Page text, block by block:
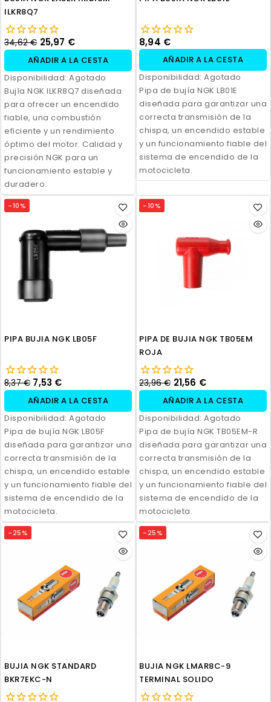
ILKR8Q7
34,62 € 25,97 €
AÑADIR A LA CESTA
Disponibilidad: Agotado
Bujía NGK ILKR8Q7 diseñada
para ofrecer un encendido
fiable, una combustión
eficiente y un rendimiento
óptimo del motor. Calidad y
precisión NGK para un
funcionamiento estable y
duradero.
8,94 €
AÑADIR A LA CESTA
Disponibilidad: Agotado
Pipa de bujía NGK LB01E
diseñada para garantizar una
correcta transmisión de la
chispa, un encendido estable
y un funcionamiento fiable del
sistema de encendido de la
motocicleta.
-10%
PIPA BUJIA NGK LB05F
8,37 € 7,53 €
AÑADIR A LA CESTA
Disponibilidad: Agotado
Pipa de bujía NGK LB05F
diseñada para garantizar una
correcta transmisión de la
chispa, un encendido estable
y un funcionamiento fiable del
sistema de encendido de la
motocicleta.
-10%
PIPA DE BUJIA NGK TB05EM
ROJA
23,96 € 21,56 €
AÑADIR A LA CESTA
Disponibilidad: Agotado
Pipa de bujía NGK TB05EM-R
diseñada para garantizar una
correcta transmisión de la
chispa, un encendido estable
y un funcionamiento fiable del
sistema de encendido de la
motocicleta.
-25%
BUJIA NGK STANDARD
BKR7EKC-N
-25%
BUJIA NGK LMAR8C-9
TERMINAL SOLIDO